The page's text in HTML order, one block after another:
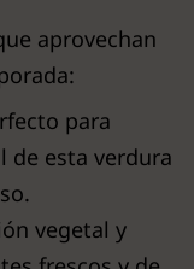
aprovechan
para
de esta verdura
vegetal y